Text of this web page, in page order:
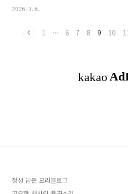
소스 1.5숟가락 (Oyster sauce 1.5 ..
2026. 3. 6.
1 ··· 6 7 8 9 10
정성 담은 요리블로그